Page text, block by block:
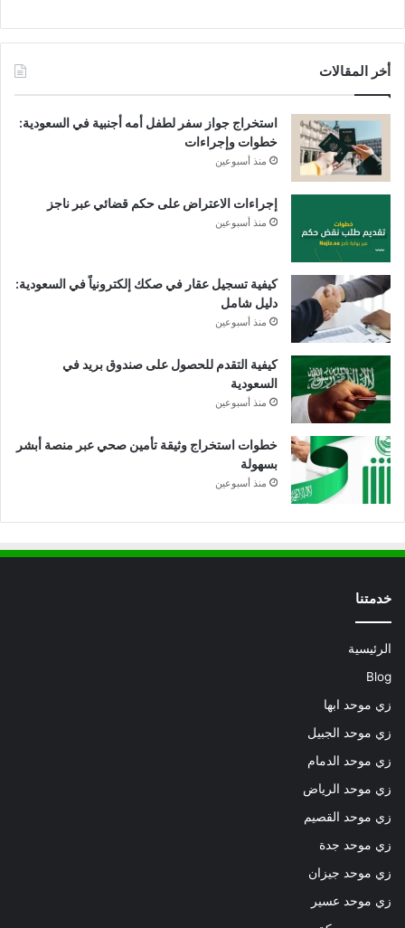
أخر المقالات
استخراج جواز سفر لطفل أمه أجنبية في السعودية:
خطوات وإجراءات
منذ أسبوعين
إجراءات الاعتراض على حكم قضائي عبر ناجز
منذ أسبوعين
كيفية تسجيل عقار في صكك إلكترونياً في السعودية:
دليل شامل
منذ أسبوعين
كيفية التقدم للحصول على صندوق بريد في
السعودية
منذ أسبوعين
خطوات استخراج وثيقة تأمين صحي عبر منصة أبشر
بسهولة
منذ أسبوعين
خدمتنا
الرئيسية
Blog
زي موحد ابها
زي موحد الجبيل
زي موحد الدمام
زي موحد الرياض
زي موحد القصيم
زي موحد جدة
زي موحد جيزان
زي موحد عسير